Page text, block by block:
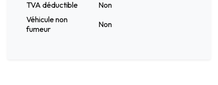
TVA déductible
Non
Véhicule non
fumeur
Non